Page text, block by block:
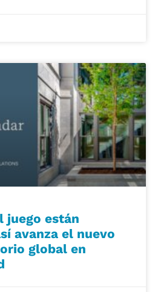
juego están
avanza el nuevo
global en